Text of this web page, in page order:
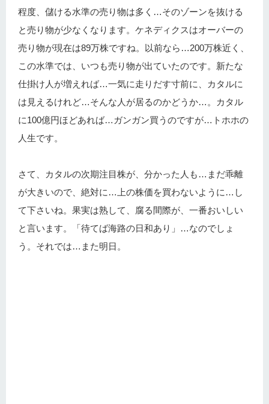
程度、儲ける水準の売り物は多く…そのゾーンを抜ける
と売り物が少なくなります。ケネディクスはオーバーの
売り物が現在は89万株ですね。以前なら…200万株近く、
この水準では、いつも売り物が出ていたのです。新たな
仕掛け人が増えれば…一気に走りだす寸前に、カタルに
は見えるけれど…そんな人が居るのかどうか…。カタル
に100億円ほどあれば…ガンガン買うのですが…トホホの
人生です。
さて、カタルの次期注目株が、分かった人も…まだ乖離
が大きいので、絶対に…上の株価を買わないように…し
て下さいね。果実は熟して、腐る間際が、一番おいしい
と言います。「待てば海路の日和あり」…なのでしょ
う。それでは…また明日。